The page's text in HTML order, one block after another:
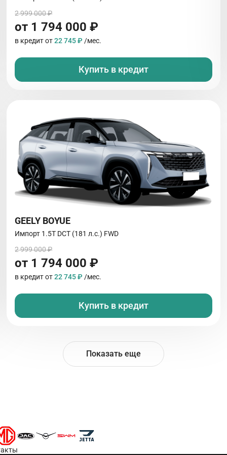
2 999 000 ₽
от 1 794 000 ₽
в кредит от22 745 ₽ /мес.
Купить в кредит
GEELY BOYUE
Импорт 1.5T DCT (181 л.с.) FWD
2 999 000 ₽
от 1 794 000 ₽
в кредит от22 745 ₽ /мес.
Купить в кредит
Показать еще